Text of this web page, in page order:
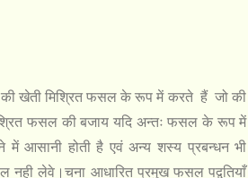
की खेती मिश्रित फसल के रूप में करते हैं जो की
फसल की बजाय यदि अन्तः फसल के रूप में
में आसानी होती है एवं अन्य शस्य प्रबन्धन भी
लेवे।चना आधारित प्रमुख फसल पद्वतियाँ